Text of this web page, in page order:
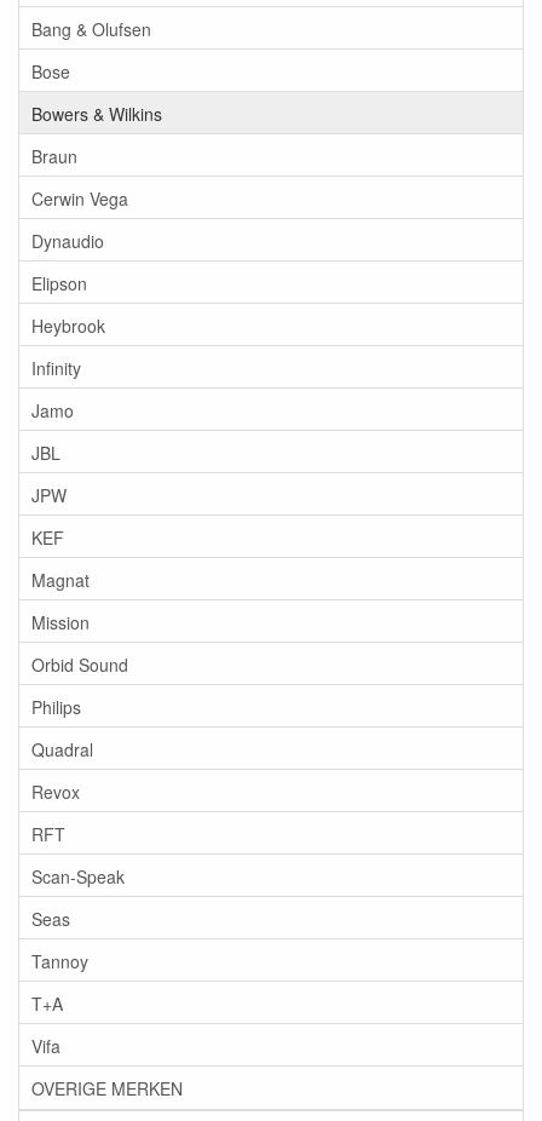
Bang & Olufsen
Bose
Bowers & Wilkins
Braun
Cerwin Vega
Dynaudio
Elipson
Heybrook
Infinity
Jamo
JBL
JPW
KEF
Magnat
Mission
Orbid Sound
Philips
Quadral
Revox
RFT
Scan-Speak
Seas
Tannoy
T+A
Vifa
OVERIGE MERKEN